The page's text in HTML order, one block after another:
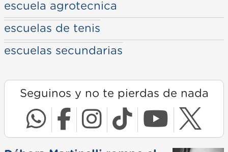
escuela agrotecnica
escuelas de tenis
escuelas secundarias
Seguinos y no te pierdas de nada